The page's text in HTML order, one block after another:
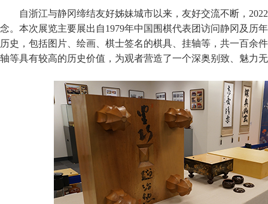
自浙江与静冈缔结友好姊妹城市以来，友好交流不断，
念。本次展览主要展出自1979年中国围棋代表团访问静冈及历
历史，包括图片、绘画、棋士签名的棋具、挂轴等，共一百余
轴等具有较高的历史价值，为观者营造了一个深奥别致、魅力